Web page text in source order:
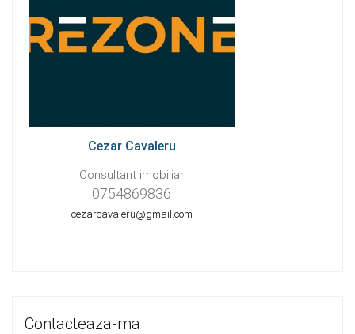
Cezar Cavaleru
Consultant imobiliar
0754869836
cezarcavaleru@gmail.com
Contacteaza-ma